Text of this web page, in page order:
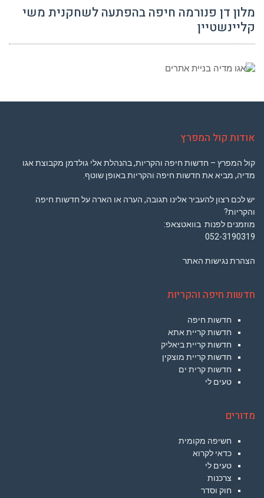
מלון דן פנורמה חיפה בהפתעה לשחקנית משי
קליינשטיין
אודות קול המפרץ
קול המפרץ – חדשות חיפה והקריות, בהנהלת אלי גולדמן מקבוצת אגו
מדיה, מביא את חדשות חיפה והקריות באופן שוטף.
יש לכם רצון להעביר אלינו תגובה, הערה או הארה על חדשות חיפה
והקריות?
מוזמנים לפנות בוואטצאפ:
052-3190319
הצהרת נגישות האתר
חדשות חיפה והקריות
חדשות חיפה
חדשות קריית אתא
חדשות קריית ביאליק
חדשות קריית מוצקין
חדשות קרית ים
טעים לי
מדורים
חשיפה מקומית
כדאי לקרוא
טעים לי
צרכנות
חוק וסדר